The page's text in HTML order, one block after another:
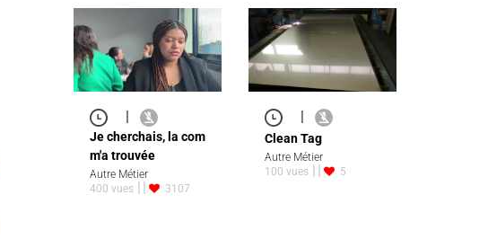
Je cherchais, la com
m'a trouvée
Autre Métier
400 vues
3107
Clean Tag
Autre Métier
100 vues
5